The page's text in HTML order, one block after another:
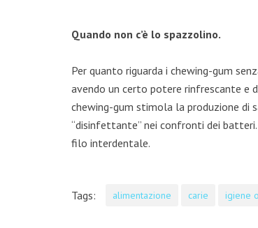
Quando non c’è lo spazzolino.
Per quanto riguarda i chewing-gum
avendo un certo potere rinfrescante e
chewing-gum stimola la produzione di
“disinfettante” nei confronti dei
filo interdentale.
Tags: alimentazione carie igiene
Tel :